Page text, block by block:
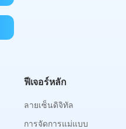
ฟีเจอร์หลัก
ลายเซ็นดิจิทัล
การจัดการแม่แบบ